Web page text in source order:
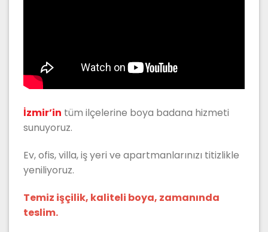
İzmir’in tüm ilçelerine boya badana hizmeti
sunuyoruz.
Ev, ofis, villa, iş yeri ve apartmanlarınızı titizlikle
yeniliyoruz.
Temiz işçilik, kaliteli boya, zamanında
teslim.